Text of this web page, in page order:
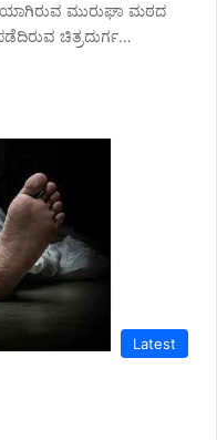
ಮುರುಘಾ ಮಠದ
ಚಿತ್ರದುರ್ಗ…
Latest